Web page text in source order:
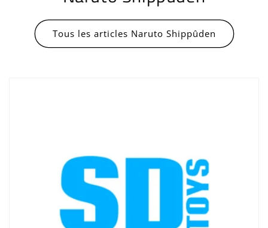
Tous les articles Naruto Shippûden
Connexion requise
Connectez-vous à votre compte pour ajouter